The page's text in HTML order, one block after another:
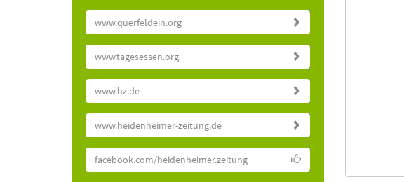
www.querfeldein.org
www.tagesessen.org
www.hz.de
www.heidenheimer-zeitung.de
facebook.com/heidenheimer.zeitung